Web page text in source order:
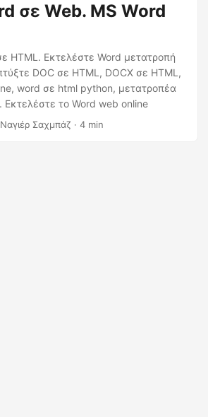
σε Web. MS Word
HTML. Εκτελέστε Word μετατροπή
DOC σε HTML, DOCX σε HTML,
word σε html python, μετατροπέα
Εκτελέστε το Word web online
Ναγιέρ Σαχμπάζ · 4 min